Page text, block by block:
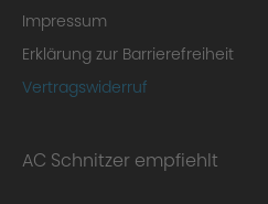
Impressum
Erklärung zur Barrierefreiheit
Vertragswiderruf
AC Schnitzer empfiehlt